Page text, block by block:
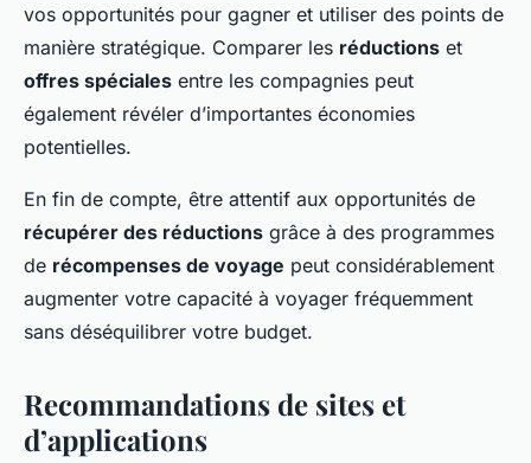
vos opportunités pour gagner et utiliser des points de
manière stratégique. Comparer les réductions et
offres spéciales entre les compagnies peut
également révéler d’importantes économies
potentielles.
En fin de compte, être attentif aux opportunités de
récupérer des réductions grâce à des programmes
de récompenses de voyage peut considérablement
augmenter votre capacité à voyager fréquemment
sans déséquilibrer votre budget.
Recommandations de sites et
d’applications